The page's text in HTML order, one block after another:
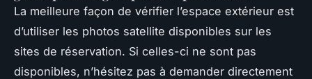
La meilleure façon de vérifier l’espace extérieur est
d’utiliser les photos satellite disponibles sur les
sites de réservation. Si celles-ci ne sont pas
disponibles, n’hésitez pas à demander directement